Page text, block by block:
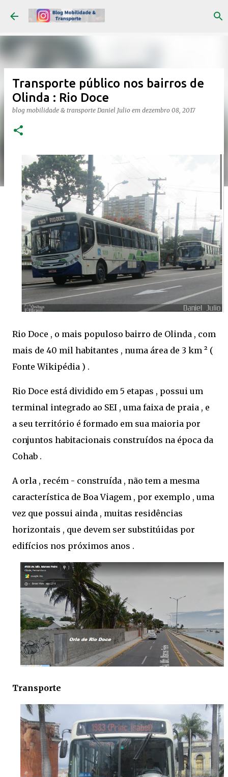
Pular para o conteúdo principal
Transporte público nos bairros de
Olinda : Rio Doce
blog mobilidade & transporte Daniel Julio em dezembro 08, 2017
Rio Doce , o mais populoso bairro de Olinda , com
mais de 40 mil habitantes , numa área de 3 km ² (
Fonte Wikipédia ) .
Rio Doce está dividido em 5 etapas , possui um
terminal integrado ao SEI , uma faixa de praia , e
a seu território é formado em sua maioria por
conjuntos habitacionais construídos na época da
Cohab .
A orla , recém - construída , não tem a mesma
característica de Boa Viagem , por exemplo , uma
vez que possui ainda , muitas residências
horizontais , que devem ser substitúidas por
edifícios nos próximos anos .
Transporte